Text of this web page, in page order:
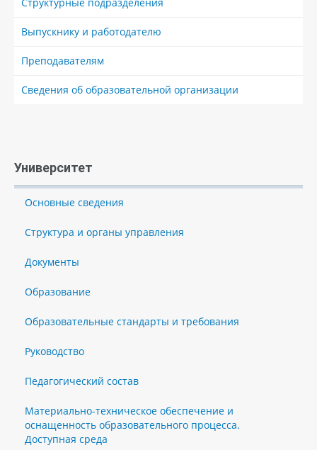
Выпускнику и работодателю
Преподавателям
Сведения об образовательной организации
Университет
Основные сведения
Структура и органы управления
Документы
Образование
Образовательные стандарты и требования
Руководство
Педагогический состав
Материально-техническое обеспечение и
оснащенность образовательного процесса.
Доступная среда